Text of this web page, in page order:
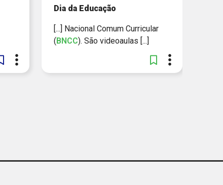
Dia da Educação
[...] Nacional Comum Curricular
(BNCC). São videoaulas [...]